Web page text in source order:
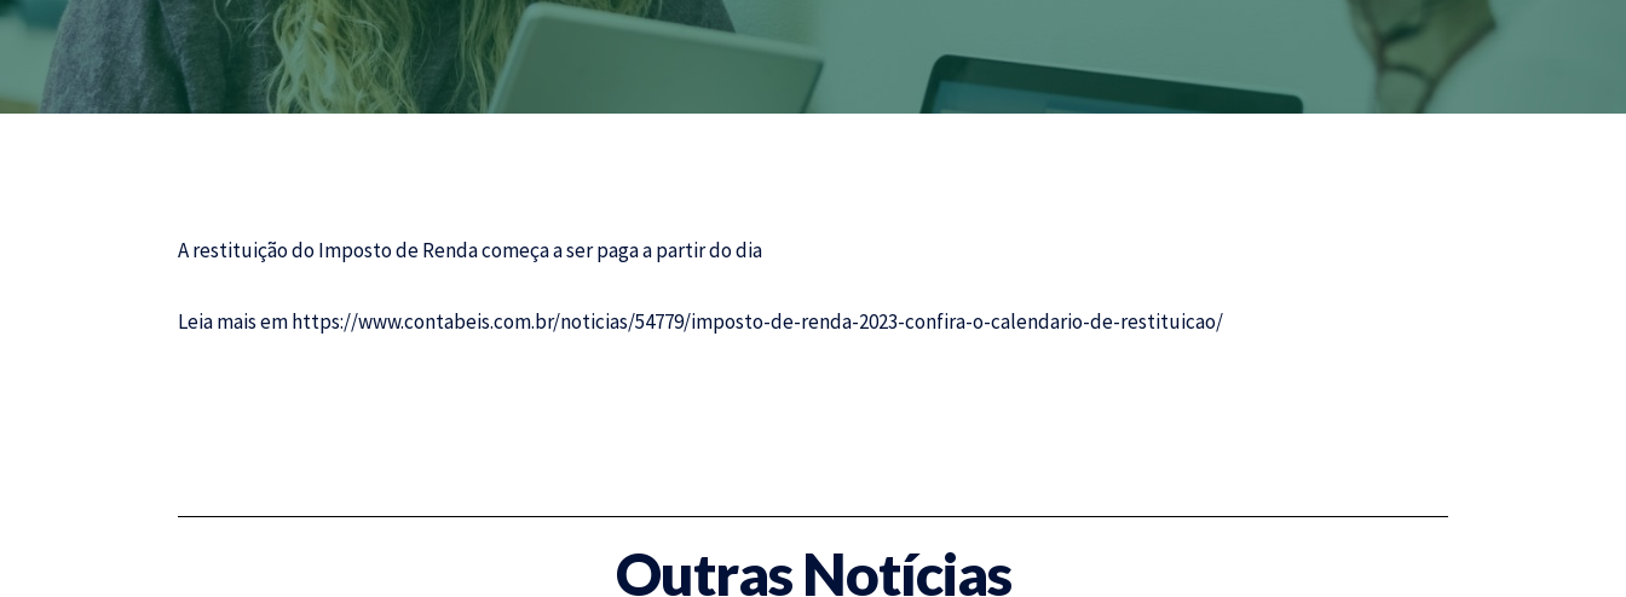
A restituição doImposto de Rendacomeça a ser paga a partir do dia
Leia mais emhttps://www.contabeis.com.br/noticias/54779/imposto-de-renda-2023-confira-o-calendario-de-restituicao/
Outras Notícias